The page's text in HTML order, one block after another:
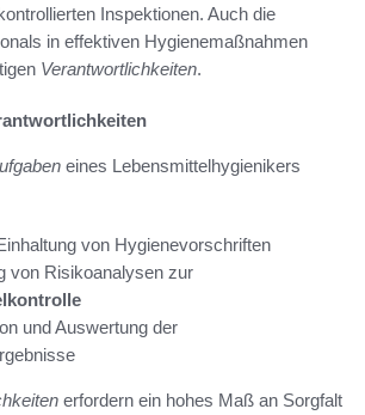
Inspektionen. Auch die
in effektiven Hygienemaßnahmen
Verantwortlichkeiten.
eines Lebensmittelhygienikers
von Hygienevorschriften
von Risikoanalysen zur
und Auswertung der
erfordern ein hohes Maß an Sorgfalt